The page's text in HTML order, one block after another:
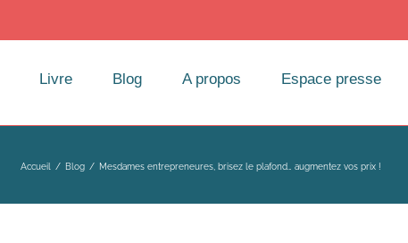
Livre Blog A propos Espace presse
Accueil / Blog / Mesdames entrepreneures, brisez le plafond… augmentez vos prix !